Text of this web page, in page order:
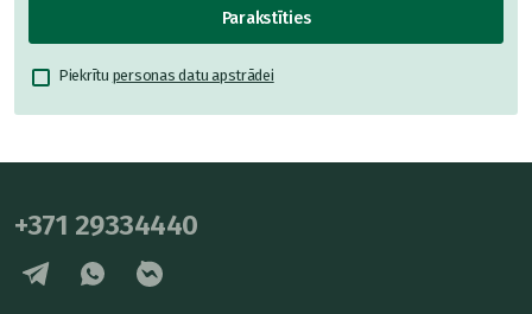
Parakstīties
Piekrītu personas datu apstrādei
+371 29334440